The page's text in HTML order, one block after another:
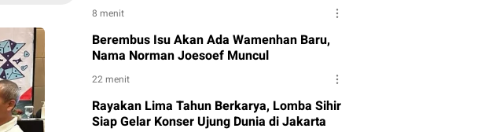
8 menit
Berembus Isu Akan Ada Wamenhan Baru,
Nama Norman Joesoef Muncul
22 menit
Rayakan Lima Tahun Berkarya, Lomba Sihir
Siap Gelar Konser Ujung Dunia di Jakarta